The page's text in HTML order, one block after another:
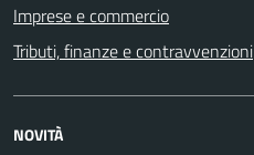
Imprese e commercio
Tributi, finanze e contravvenzioni
NOVITÀ